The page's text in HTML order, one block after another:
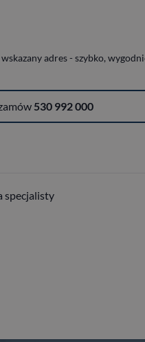
adres - szybko,
530 992 000
specjalisty